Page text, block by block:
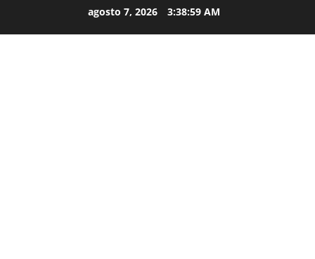
agosto 7, 2026 3:39:00 AM